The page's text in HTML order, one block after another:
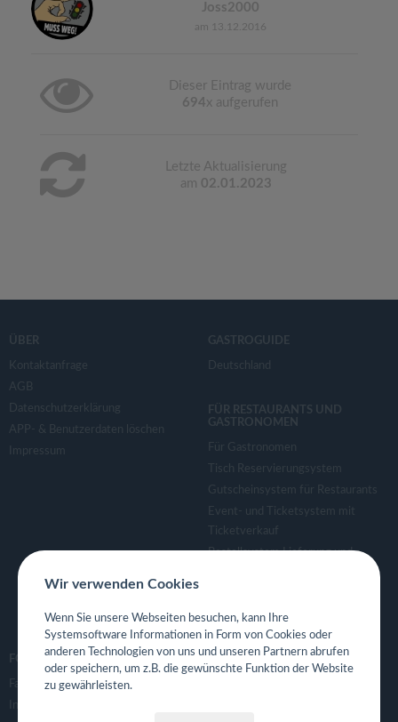
Joss2000
am 13.12.2016
Dieser Eintrag wurde
694x aufgerufen
Letzte Aktualisierung
am 02.01.2023
ÜBER
Kontaktanfrage
AGB
Datenschutzerklärung
APP- & Benutzerdaten löschen
Impressum
GASTROGUIDE
Deutschland
FÜR RESTAURANTS UND
GASTRONOMEN
Für Gastronomen
Tisch Reservierungsystem
Gutscheinsystem für Restaurants
Event- und Ticketsystem mit
Ticketverkauf
Bestellsystem Lieferung und
Eigene App für Restaurant
FOLGE UNS
Facebook
Instagram
Wir verwenden Cookies
Wenn Sie unsere Webseiten besuchen, kann Ihre
Systemsoftware Informationen in Form von Cookies oder
anderen Technologien von uns und unseren Partnern abrufen
oder speichern, um z.B. die gewünschte Funktion der Website
zu gewährleisten.